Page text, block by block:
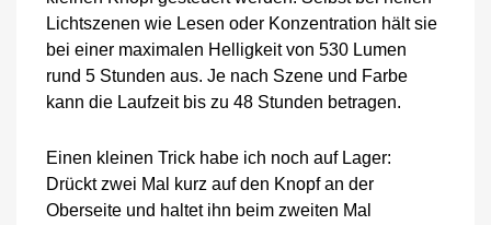
Lichtszenen wie Lesen oder Konzentration hält sie
bei einer maximalen Helligkeit von 530 Lumen
rund 5 Stunden aus. Je nach Szene und Farbe
kann die Laufzeit bis zu 48 Stunden betragen.
Einen kleinen Trick habe ich noch auf Lager:
Drückt zwei Mal kurz auf den Knopf an der
Oberseite und haltet ihn beim zweiten Mal